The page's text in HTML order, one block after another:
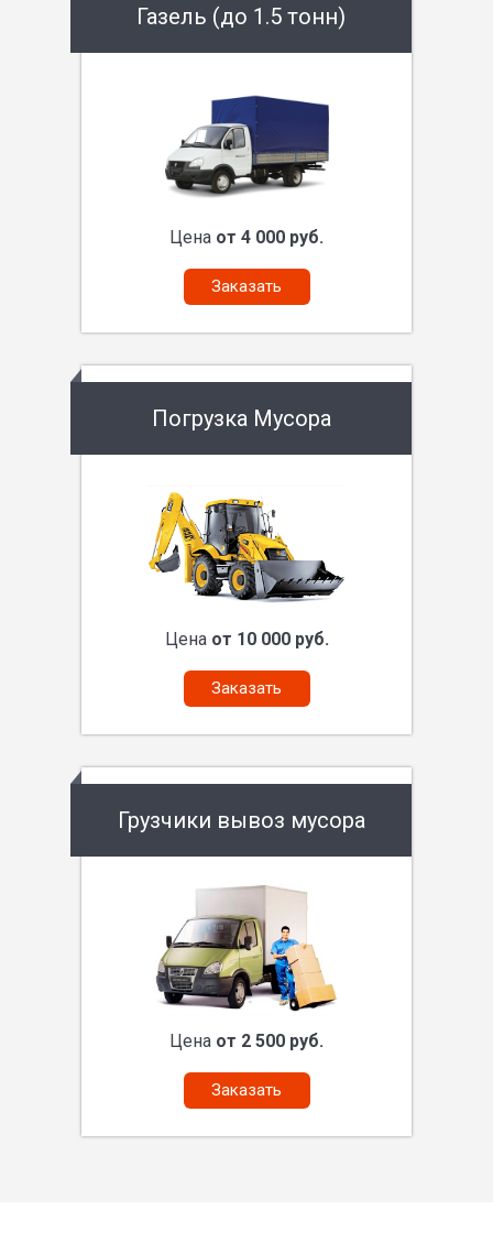
Газель (до 1.5 тонн)
Цена от 4 000 руб.
Заказать
Погрузка Мусора
Цена от 10 000 руб.
Заказать
Грузчики вывоз мусора
Цена от 2 500 руб.
Заказать